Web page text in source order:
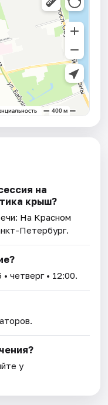
на
крыш?
На Красном
Петербург.
• четверг • 12:00.
у